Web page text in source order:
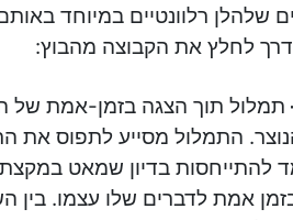
שלהלן רלוונטיים במיוחד
דרך לחלץ את הקבוצה מהבוץ:
תמלול תוך הצגה בזמן-אמת של
הנוצר. התמלול מסייע לתפוס את
להתייחסות בדיון שמאט
אמת לדברים שלו עצמו.